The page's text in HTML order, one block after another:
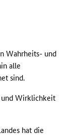
Wahrheits- und
alle
sind.
und Wirklichkeit
hat die